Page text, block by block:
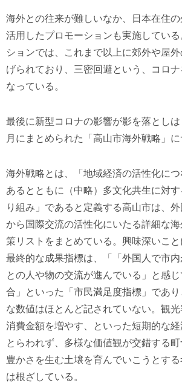
海外との往来が難しいなか、日本在住
活用したプロモーションも実施してい
ションでは、これまで以上に郊外や屋
げられており、三密回避という、コロ
なっている。
最後に新型コロナの影響が影を落とし
月にまとめられた「高山市海外戦略」に
海外戦略とは、「地域経済の活性化に
あるとともに（中略）多文化共生に対
り組み」であると定義する高山市は、
から国際交流の活性化にいたる詳細な
策リストをまとめている。興味深いこ
最終的な成果指標は、「「外国人で市
との人や物の交流が進んでいる」と感
合」といった「市民満足度指標」であ
な数値はほとんど記されていない。観光
消費金額を増やす、といった短期的な
とらわれず、多様な価値観が交錯する
豊かさを生む土壌を育んでいこうとす
は根ざしている。